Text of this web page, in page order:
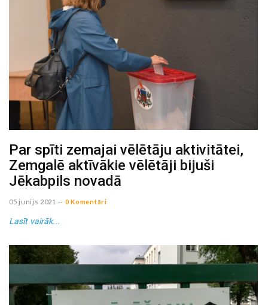
Par spīti zemajai vēlētāju aktivitātei,
Zemgalē aktīvākie vēlētāji bijuši
Jēkabpils novadā
05 junijs 2021 -- 0 Komentāri
Lasīt vairāk...